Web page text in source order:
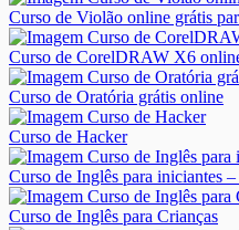
Curso de Violão online grátis
Curso de CorelDRAW X6
Curso de Oratória grátis online
Curso de Hacker
Curso de Inglês para iniciantes
Curso de Inglês para Crianças